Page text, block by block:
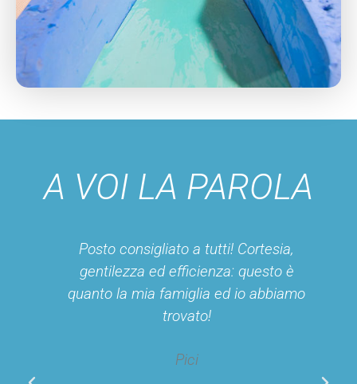
A VOI LA PAROLA
Posto consigliato a tutti! Cortesia,
gentilezza ed efficienza: questo è
quanto la mia famiglia ed io abbiamo
trovato!
Pici